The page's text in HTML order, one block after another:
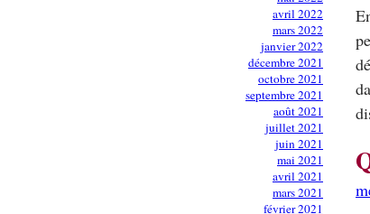
avril 2022
mars 2022
janvier 2022
décembre 2021
octobre 2021
septembre 2021
août 2021
juillet 2021
juin 2021
mai 2021
avril 2021
mars 2021
février 2021